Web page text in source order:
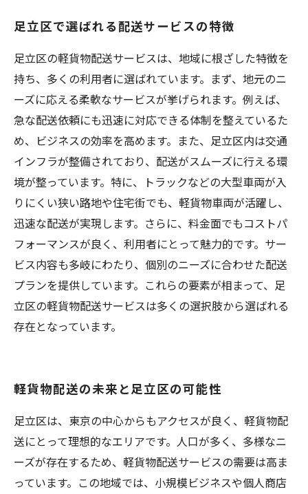
足立区で選ばれる配送サービスの特徴
足立区の軽貨物配送サービスは、地域に根ざした特徴を
持ち、多くの利用者に選ばれています。まず、地元のニ
ーズに応える柔軟なサービスが挙げられます。例えば、
急な配送依頼にも迅速に対応できる体制を整えているた
め、ビジネスの効率を高めます。また、足立区内は交通
インフラが整備されており、配送がスムーズに行える環
境が整っています。特に、トラックなどの大型車両が入
りにくい狭い路地や住宅街でも、軽貨物車両が活躍し、
迅速な配送が実現します。さらに、料金面でもコストパ
フォーマンスが良く、利用者にとって魅力的です。サー
ビス内容も多岐にわたり、個別のニーズに合わせた配送
プランを提供しています。これらの要素が相まって、足
立区の軽貨物配送サービスは多くの選択肢から選ばれる
存在となっています。
軽貨物配送の未来と足立区の可能性
足立区は、東京の中心からもアクセスが良く、軽貨物配
送にとって理想的なエリアです。人口が多く、多様なニ
ーズが存在するため、軽貨物配送サービスの需要は高ま
っています。この地域では、小規模ビジネスや個人商店